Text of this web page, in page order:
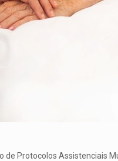
Protocolos Assistenciais